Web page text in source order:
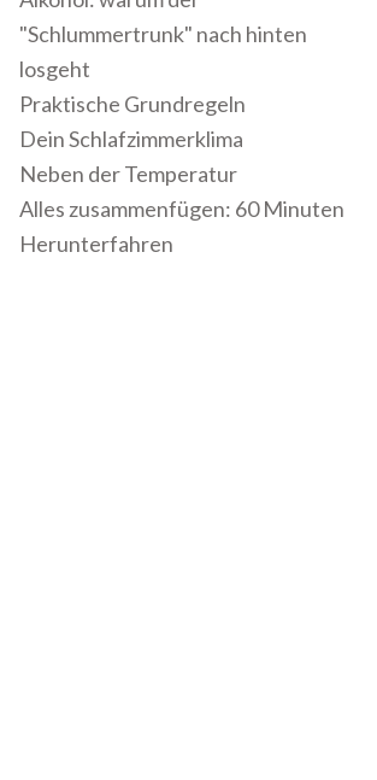
"Schlummertrunk" nach hinten
losgeht
Praktische Grundregeln
Dein Schlafzimmerklima
Neben der Temperatur
Alles zusammenfügen: 60 Minuten
Herunterfahren